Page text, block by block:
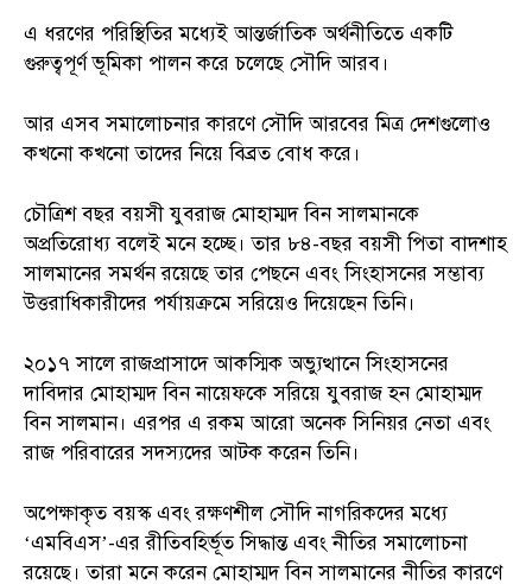
এ ধরণের পরিস্থিতির মধ্যেই আন্তর্জাতিক অর্থনীতিতে একটি
গুরুত্বপূর্ণ ভূমিকা পালন করে চলেছে সৌদি আরব।
আর এসব সমালোচনার কারণে সৌদি আরবের মিত্র দেশগুলোও
কখনো কখনো তাদের নিয়ে বিব্রত বোধ করে।
চৌত্রিশ বছর বয়সী যুবরাজ মোহাম্মদ বিন সালমানকে
অপ্রতিরোধ্য বলেই মনে হচ্ছে। তার ৮৪-বছর বয়সী পিতা বাদশাহ
সালমানের সমর্থন রয়েছে তার পেছনে এবং সিংহাসনের সম্ভাব্য
উত্তরাধিকারীদের পর্যায়ক্রমে সরিয়েও দিয়েছেন তিনি।
২০১৭ সালে রাজপ্রাসাদে আকস্মিক অভ্যুত্থানে সিংহাসনের
দাবিদার মোহাম্মদ বিন নায়েফকে সরিয়ে যুবরাজ হন মোহাম্মদ
বিন সালমান। এরপর এ রকম আরো অনেক সিনিয়র নেতা এবং
রাজ পরিবারের সদস্যদের আটক করেন তিনি।
অপেক্ষাকৃত বয়স্ক এবং রক্ষণশীল সৌদি নাগরিকদের মধ্যে
‘এমবিএস’-এর রীতিবহির্ভূত সিদ্ধান্ত এবং নীতির সমালোচনা
রয়েছে। তারা মনে করেন মোহাম্মদ বিন সালমানের নীতির কারণে